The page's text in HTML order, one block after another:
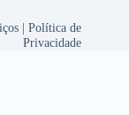
|Política de
Privacidade